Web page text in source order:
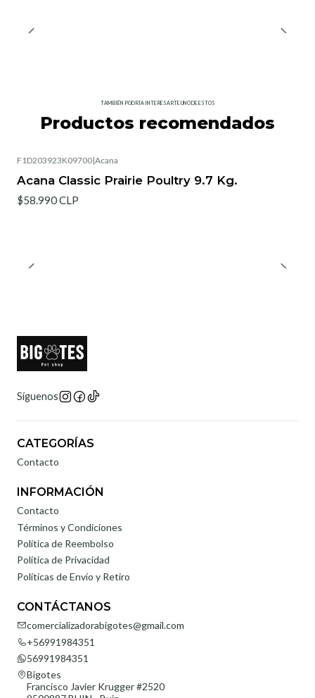
TAMBIÉN PODRÍA INTERESARTE UNO DE ESTOS
Productos recomendados
F1D203923K09700|Acana
Acana Classic Prairie Poultry 9.7 Kg.
$58.990 CLP
Síguenos
CATEGORÍAS
Contacto
INFORMACIÓN
Contacto
Términos y Condiciones
Política de Reembolso
Política de Privacidad
Políticas de Envío y Retiro
CONTÁCTANOS
comercializadorabigotes@gmail.com
+56991984351
56991984351
Bigotes
Francisco Javier Krugger #2520